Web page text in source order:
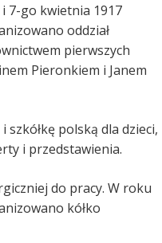
7-go kwietnia 1917
oddział
pierwszych
Pieronkiem i Janem
polską dla dzieci,
i przedstawienia.
do pracy. W roku
kółko